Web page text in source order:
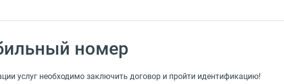
номер
услуг необходимо заключить договор и пройти идентификацию!